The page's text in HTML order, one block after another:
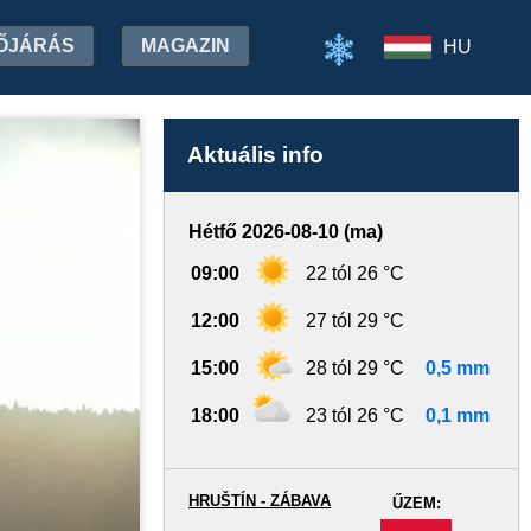
MAGAZIN HU
Aktuális info
Hétfő 2026-08-10 (ma)
09:00 22 tól 26 °C
12:00 27 tól 29 °C
15:00 28 tól 29 °C 0,5 mm
18:00 23 tól 26 °C 0,1 mm
ŰZEM:
HRUŠTÍN - ZÁBAVA